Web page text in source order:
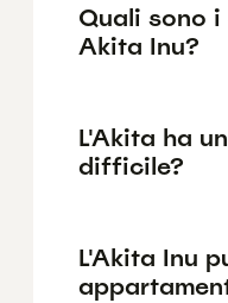
Quali sono
Akita Inu?
L'Akita ha
difficile?
L'Akita Inu